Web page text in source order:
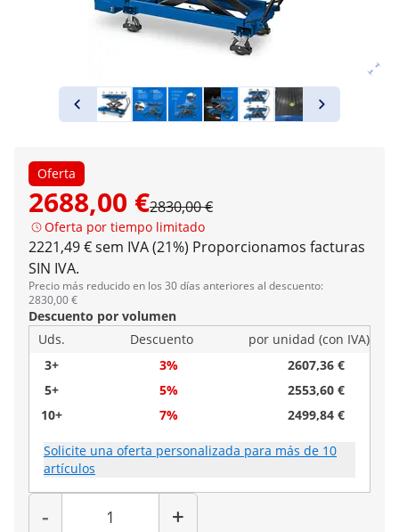
Oferta
2688,00 €2830,00 €
Oferta por tiempo limitado
2221,49 € sem IVA (21%) Proporcionamos facturas
SIN IVA.
Precio más reducido en los 30 días anteriores al descuento:
2830,00 €
Descuento por volumen
Uds.
Descuento
por unidad (con IVA)
3+
3%
2607,36 €
5+
5%
2553,60 €
10+
7% 2499,84 €
Solicite una oferta personalizada para más de 10
artículos
-
Cantidad
+